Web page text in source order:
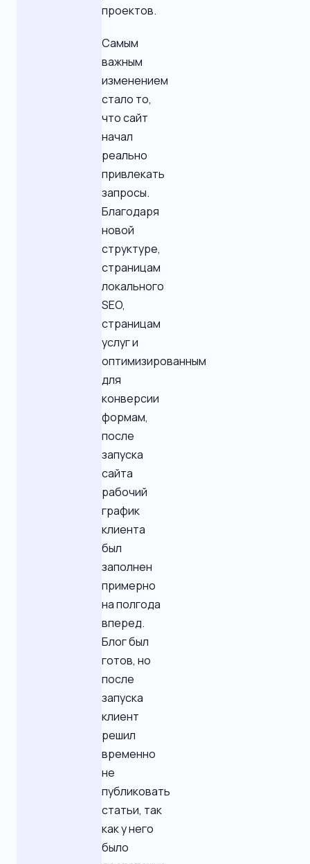
проектов.
Самым
важным
изменением
стало то,
что сайт
начал
реально
привлекать
запросы.
Благодаря
новой
структуре,
страницам
локального
SEO,
страницам
услуг и
оптимизированным
для
конверсии
формам,
после
запуска
сайта
рабочий
график
клиента
был
заполнен
примерно
на полгода
вперед.
Блог был
готов, но
после
запуска
клиент
решил
временно
не
публиковать
статьи, так
как у него
было